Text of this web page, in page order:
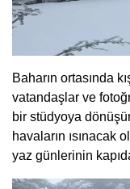
Baharın ortasında
vatandaşlar ve
bir stüdyoya
havaların ısınacak
yaz günlerinin